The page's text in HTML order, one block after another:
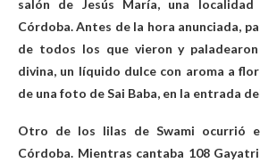
salón de Jesús María, una
Córdoba. Antes de la hora anunciada,
de todos los que vieron y
divina, un líquido dulce con aroma a
de una foto de Sai Baba, en la entrada
Otro de los lilas de Swami ocurrió
Córdoba. Mientras cantaba 108